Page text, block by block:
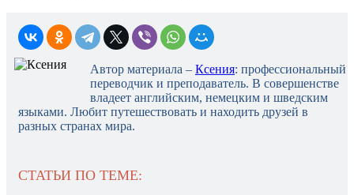
Автор материала – Ксения: профессиональный
переводчик и преподаватель. В совершенстве
владеет английским, немецким и шведским
языками. Любит путешествовать и находить друзей в
разных странах мира.
СТАТЬИ ПО ТЕМЕ: